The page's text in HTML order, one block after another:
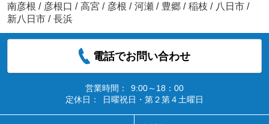
南彦根 / 彦根口 / 高宮 / 彦根 / 河瀬 / 豊郷 / 稲枝 / 八日市 /
新八日市 / 長浜
電話でお問い合わせ
営業時間：
9:00～18：00
定休日：
日曜祝日・第２第４土曜日